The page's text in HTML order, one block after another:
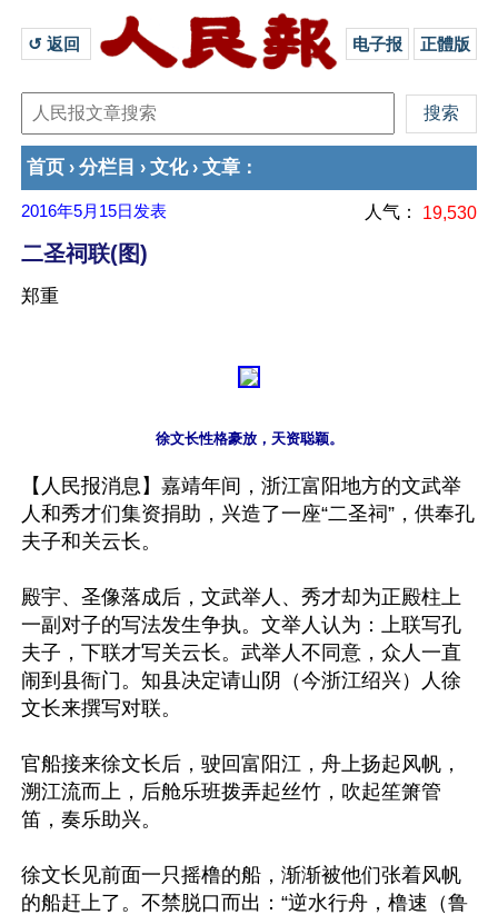
↺ 返回 电子报 正體版
首页 › 分栏目 › 文化› 文章 ：
2016年5月15日 发表 人气： 19,530
二圣祠联(图)
郑重
【人民报消息】嘉靖年间，浙江富阳地方的文武举
人和秀才们集资捐助，兴造了一座“二圣祠”，供奉孔
夫子和关云长。
殿宇、圣像落成后，文武举人、秀才却为正殿柱上
一副对子的写法发生争执。文举人认为：上联写孔
夫子，下联才写关云长。武举人不同意，众人一直
闹到县衙门。知县决定请山阴（今浙江绍兴）人徐
文长来撰写对联。
官船接来徐文长后，驶回富阳江，舟上扬起风帆，
溯江流而上，后舱乐班拨弄起丝竹，吹起笙箫管
笛，奏乐助兴。
徐文长见前面一只摇橹的船，渐渐被他们张着风帆
的船赶上了。不禁脱口而出：“逆水行舟，橹速（鲁